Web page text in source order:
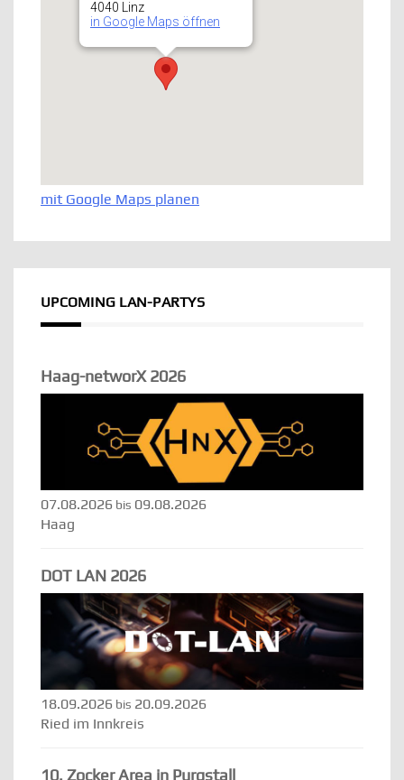
4040 Linz
in Google Maps öffnen
mit Google Maps planen
UPCOMING LAN-PARTYS
Haag-networX 2026
07.08.2026 bis 09.08.2026
Haag
DOT LAN 2026
18.09.2026 bis 20.09.2026
Ried im Innkreis
10. Zocker Area in Purgstall